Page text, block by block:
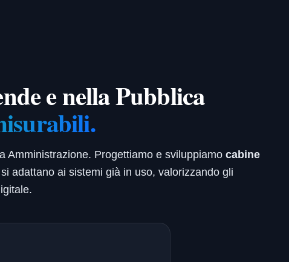
e nella Pubblica
Amministrazione. Progettiamo e sviluppiamo cabine
adattano ai sistemi già in uso, valorizzando gli